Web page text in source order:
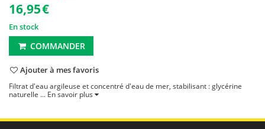
16,95€
En stock
COMMANDER
Ajouter à mes favoris
Filtrat d'eau argileuse et concentré d'eau de mer, stabilisant : glycérine
naturelle ... En savoir plus